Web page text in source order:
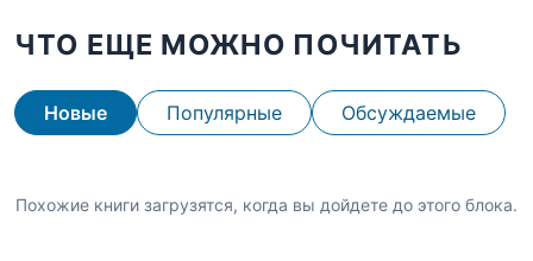
ЧТО ЕЩЕ МОЖНО ПОЧИТАТЬ
Новые Популярные Обсуждаемые
Похожие книги загрузятся, когда вы дойдете до этого блока.